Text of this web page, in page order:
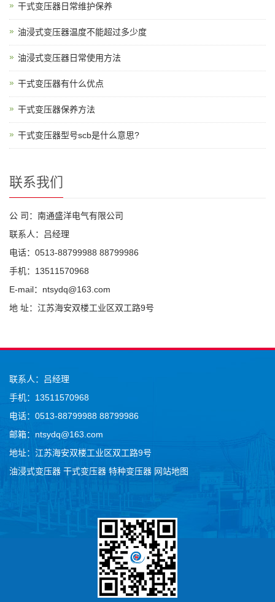
干式变压器日常维护保养
油浸式变压器温度不能超过多少度
油浸式变压器日常使用方法
干式变压器有什么优点
干式变压器保养方法
干式变压器型号scb是什么意思?
联系我们
公 司：南通盛洋电气有限公司
联系人：吕经理
电话：0513-88799988 88799986
手机：13511570968
E-mail：ntsydq@163.com
地 址：江苏海安双楼工业区双工路9号
联系人：吕经理
手机：13511570968
电话：0513-88799988 88799986
邮箱：ntsydq@163.com
地址：江苏海安双楼工业区双工路9号
油浸式变压器 干式变压器 特种变压器 网站地图